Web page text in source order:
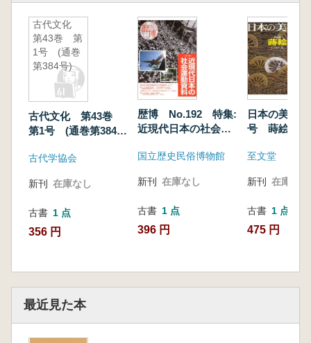
古代文化
第43巻 第
1号 (通巻
第384号)
古代文化 第43巻
第1号 (通巻第384
古代学協会
新刊 在庫なし
古書 1 点
356 円
歴博 No.192 特集:
近現代日本の社会運
国立歴史民俗博物館
新刊 在庫なし
古書 1 点
396 円
日本の美術
号 蒔絵
至文堂
新刊 在庫なし
古書 1 点
475 円
最近見た本